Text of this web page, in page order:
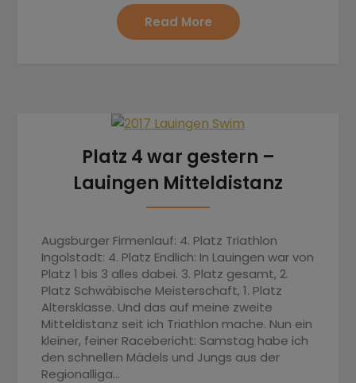
Read More
Platz 4 war gestern –
Lauingen Mitteldistanz
Augsburger Firmenlauf: 4. Platz Triathlon
Ingolstadt: 4. Platz Endlich: In Lauingen war von
Platz 1 bis 3 alles dabei. 3. Platz gesamt, 2.
Platz Schwäbische Meisterschaft, 1. Platz
Altersklasse. Und das auf meine zweite
Mitteldistanz seit ich Triathlon mache. Nun ein
kleiner, feiner Racebericht: Samstag habe ich
den schnellen Mädels und Jungs aus der
Regionalliga…